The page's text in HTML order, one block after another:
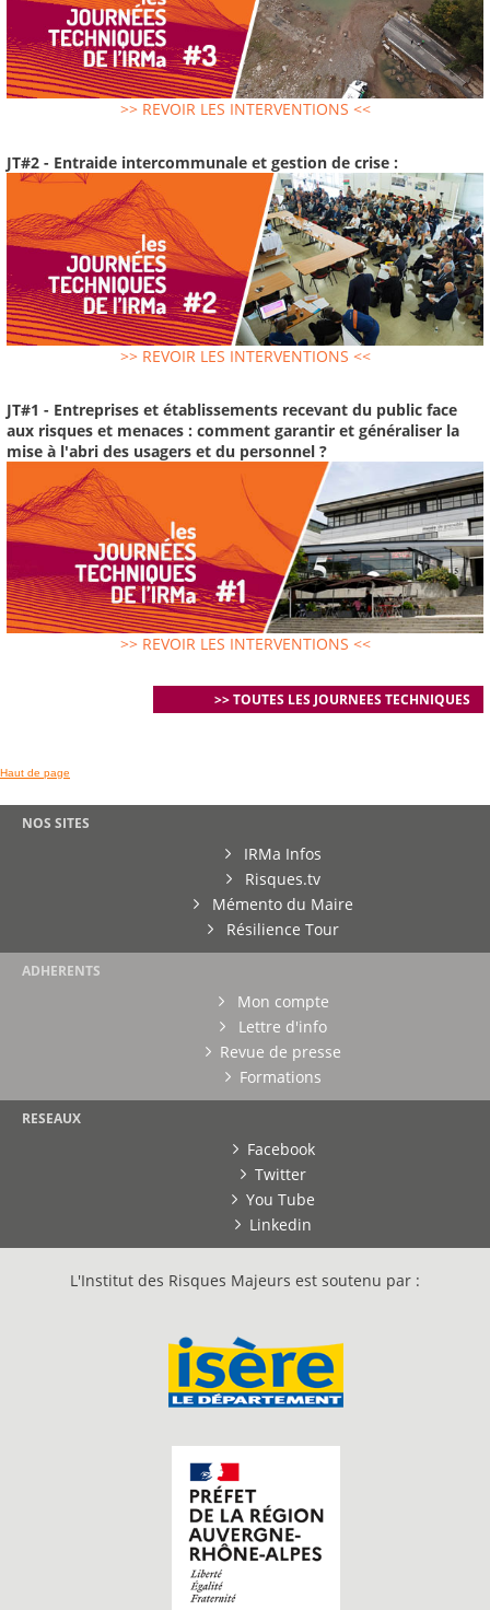
>> REVOIR LES INTERVENTIONS <<
JT#2 - Entraide intercommunale et gestion de crise :
>> REVOIR LES INTERVENTIONS <<
JT#1 - Entreprises et établissements recevant du public face
aux risques et menaces : comment garantir et généraliser la
mise à l'abri des usagers et du personnel ?
>> REVOIR LES INTERVENTIONS <<
>> TOUTES LES JOURNEES TECHNIQUES
Haut de page
NOS SITES
IRMa Infos
Risques.tv
Mémento du Maire
Résilience Tour
ADHERENTS
Mon compte
Lettre d'info
Revue de presse
Formations
RESEAUX
Facebook
Twitter
You Tube
Linkedin
L'Institut des Risques Majeurs est soutenu par :